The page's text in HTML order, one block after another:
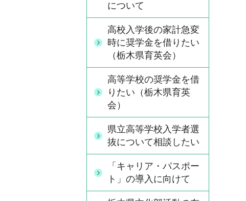
について
高校入学後の家計急変
時に奨学金を借りたい
（栃木県育英会）
高等学校の奨学金を借
りたい（栃木県育英
会）
県立高等学校入学者選
抜について相談したい
「キャリア・パスポー
ト」の導入に向けて